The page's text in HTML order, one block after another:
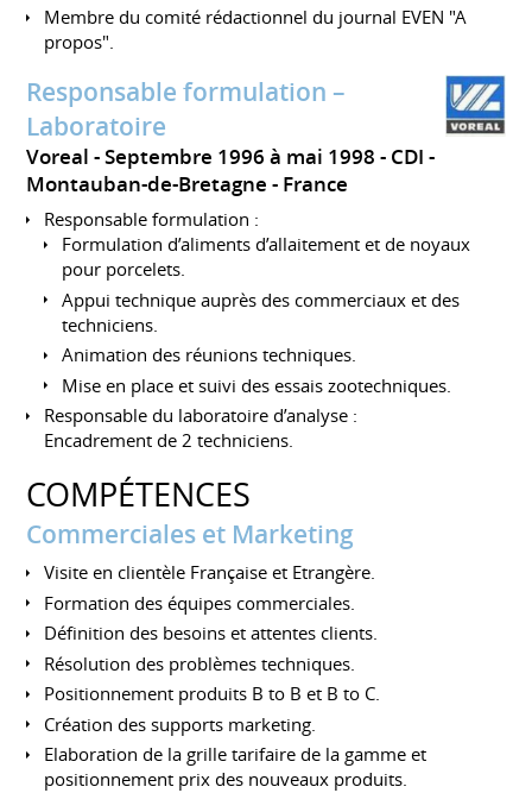
Membre du comité rédactionnel du journal EVEN "A
propos".
Responsable formulation –
Laboratoire
Voreal Septembre 1996 à mai 1998 CDI
Montauban-de-Bretagne
France
Responsable formulation :
Formulation d’aliments d’allaitement et de noyaux
pour porcelets.
Appui technique auprès des commerciaux et des
techniciens.
Animation des réunions techniques.
Mise en place et suivi des essais zootechniques.
Responsable du laboratoire d’analyse :
Encadrement de 2 techniciens.
COMPÉTENCES
Commerciales et Marketing
Visite en clientèle Française et Etrangère.
Formation des équipes commerciales.
Définition des besoins et attentes clients.
Résolution des problèmes techniques.
Positionnement produits B to B et B to C.
Création des supports marketing.
Elaboration de la grille tarifaire de la gamme et
positionnement prix des nouveaux produits.